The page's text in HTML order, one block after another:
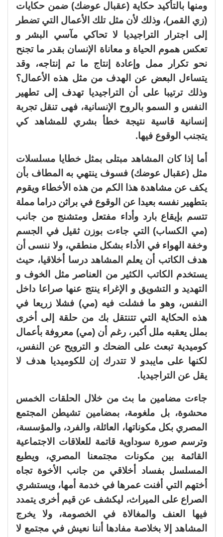
ومنها بالتأكيد حكاية (عقبال عوضك) ضمن حكايات
(زي القمر)، وذلك لأن مثل تلك الأعمال التي تضطر
إلى اجترار التراجيديا لا تحاكي مآسي البشر و
تعكس هموم الحياة و معاناة الإنسان بقدر ما تجنح
نحو تكرار ممل وإعادة إنتاج ما تم إنتاجه، وقد
يتساءل البعض عن الهدف من مثل هذه الأعمال؟
وذلك ترتيبا على أن التراجيديا تهدف إلى تطهير
النفس و السمو بالروح الإنسانية، فهى تنقل تجربة
إنسانية قاسية نتيجة خطأ بشري للمشاهد كي
يتجنب الوقوع فيها.
أما إذا كان المشاهد مبتلى بمثل خطايا مسلسلات
مثل (عقبال عوضك) فسوف ينتهي به المطاف بأن
يكف عن مشاهدة هذا الكم من هذه الأخطاء ويقوم
بتطهير نفسه بعيدا عن الوقوع في براثن دراما مملة
تتسم بإيقاع بارد وأداء مفتعل ومتشنج من جانب
(مي الكساب) التي جاءت بوزن ثقيل في الجسم
وخفة الهواء في الأداء بشكل منطقي، ولا ننسى أن
هدف الكاتب أن يعلم المشاهد درسا أخلاقيا، حيث
يستخدم الكاتب الكثير من العناصر مثل الخوف و
التهديد و التشويق و الإغراء ينتج عنها صراعا داخل
النفس، وهو ما فشلت فيه (مي) فشلا زريعا في
هذه الحكاية التي تتنتقل بك من حلقة إلى أخرى
بملل يعقبه ملل أكبر، رغم أن (مي) معروفة بأعمال
كوميدية تبعث على الضحك و الترويح عن النفس،
لكنها على مايبدو لا تتدرك إن للكوميديا هدف لا
يقل عن التراجيديا.
جاءت مضامين ما بث من خلال الحلقات الخمس
محشوة، بل ملغومة، بمضامين تشيطن المجتمع
المصري بكل مكوناتها، العائلة، والفرد، والمؤسسة،
وترسم صورة سوداوية قاتمة للعلاقات الاجتماعية
القائمة بين مكونات مجتمعنا المصري، ويطبع
المسلسل بفساد أخلاقي من جانب الأخوة تجاه
أختهم التي أفنت عمرها في خدمة أمها، ويستشري
الصراع على الميراث، ليكشف عن قيم أخرى يتمدد
فيها العنف والمغالاة في الخصومة، ولا يخرج
المشاهد إلا بخلاصة مفادها أننا نعيش في مجتمع لا